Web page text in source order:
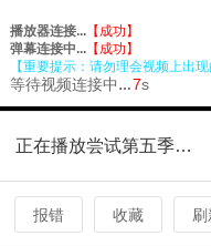
正在播放尝试第五季第01集
报错 收藏